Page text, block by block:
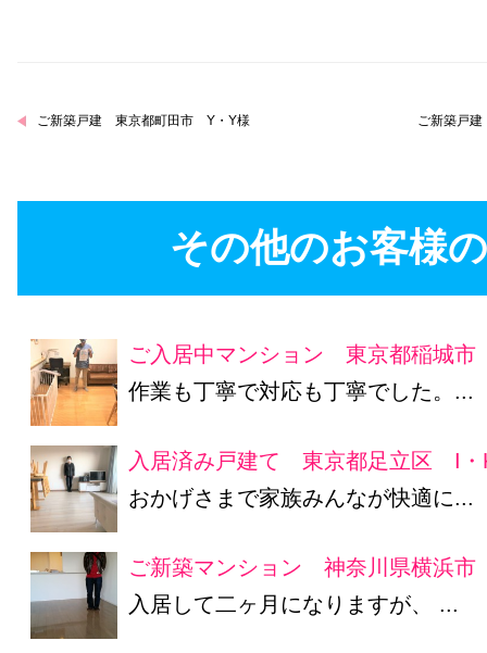
ご新築戸建 東京都町田市 Y・Y様 ご新築戸
その他のお客様
ご入居中マンション 東京都稲城
作業も丁寧で対応も丁寧でした。...
入居済み戸建て 東京都足立区 I・
おかげさまで家族みんなが快適に...
ご新築マンション 神奈川県横浜
入居して二ヶ月になりますが、 ...